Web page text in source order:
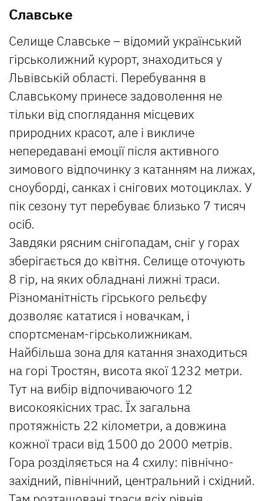
Славське
Селище Славське – відомий український
гірськолижний курорт, знаходиться у
Львівській області. Перебування в
Славському принесе задоволення не
тільки від споглядання місцевих
природних красот, але і викличе
непередавані емоції після активного
зимового відпочинку з катанням на лижах,
сноуборді, санках і снігових мотоциклах. У
пік сезону тут перебуває близько 7 тисяч
осіб.
Завдяки рясним снігопадам, сніг у горах
зберігається до квітня. Селище оточують
8 гір, на яких обладнані лижні траси.
Різноманітність гірського рельєфу
дозволяє кататися і новачкам, і
спортсменам-гірськолижникам.
Найбільша зона для катання знаходиться
на горі Тростян, висота якої 1232 метри.
Тут на вибір відпочиваючого 12
високоякісних трас. Їх загальна
протяжність 22 кілометри, а довжина
кожної траси від 1500 до 2000 метрів.
Гора розділяється на 4 схилу: північно-
західний, північний, центральний і східний.